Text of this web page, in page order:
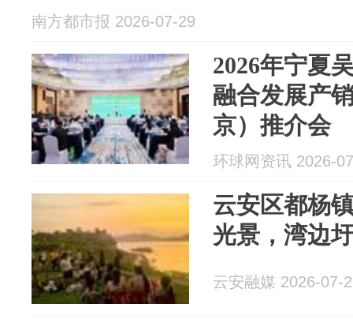
南方都市报 2026-07-29
2026年宁夏
融合发展产
京）推介会
环球网资讯 2026-
云安区都杨
光景，湾边
云安融媒 2026-07-